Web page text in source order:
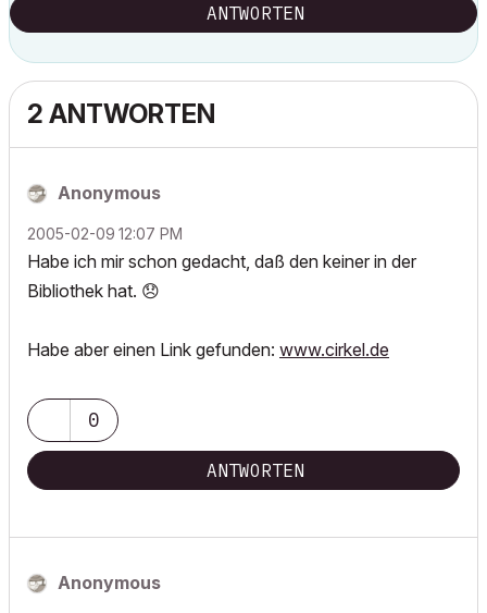
ANTWORTEN
2 ANTWORTEN
Anonymous
‎2005-02-09 12:07 PM
Habe ich mir schon gedacht, daß den keiner in der
Bibliothek hat. 😞
Habe aber einen Link gefunden: www.cirkel.de
0
ANTWORTEN
Anonymous